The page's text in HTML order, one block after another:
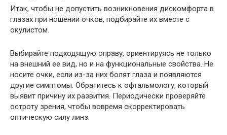
Итак, чтобы не допустить возникновения дискомфорта в
глазах при ношении очков, подбирайте их вместе с
окулистом.
Выбирайте подходящую оправу, ориентируясь не только
на внешний ее вид, но и на функциональные свойства. Не
носите очки, если из-за них болят глаза и появляются
другие симптомы. Обратитесь к офтальмологу, который
выявит причину их развития. Периодически проверяйте
остроту зрения, чтобы вовремя скорректировать
оптическую силу линз.